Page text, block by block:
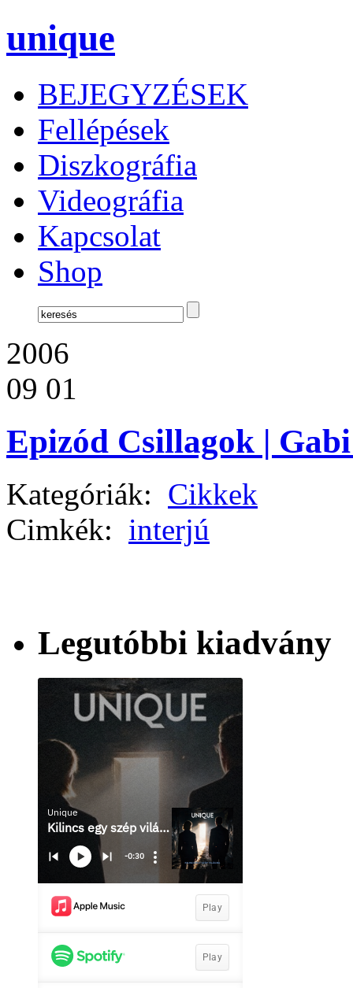
unique
BEJEGYZÉSEK
Fellépések
Diszkográfia
Videográfia
Kapcsolat
Shop
2006
09 01
Epizód Csillagok |
Kategóriák: Cikkek
Cimkék: interjú
Legutóbbi kiadvány